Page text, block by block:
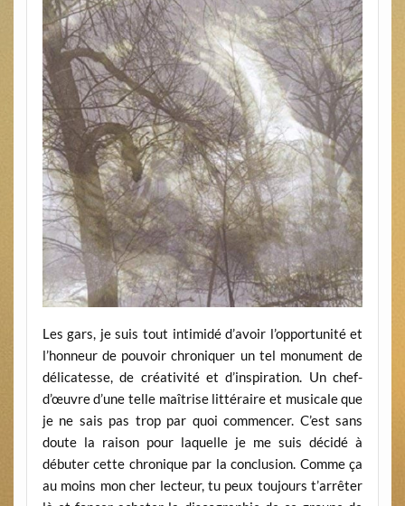
Les gars, je suis tout intimidé d’avoir l’opportunité et
l’honneur de pouvoir chroniquer un tel monument de
délicatesse, de créativité et d’inspiration. Un chef-
d’œuvre d’une telle maîtrise littéraire et musicale que
je ne sais pas trop par quoi commencer. C’est sans
doute la raison pour laquelle je me suis décidé à
débuter cette chronique par la conclusion. Comme ça
au moins mon cher lecteur, tu peux toujours t’arrêter